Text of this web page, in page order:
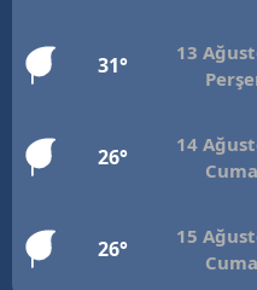
31°
13
26°
14
Cuma
26°
15